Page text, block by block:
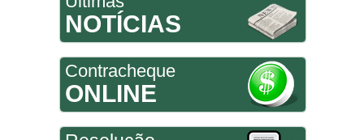
NOTÍCIAS
Contracheque
ONLINE